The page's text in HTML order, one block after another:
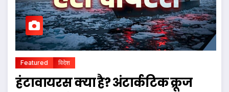
Featured विदेश
हंटावायरस क्या है? अंटार्कटिक क्रूज